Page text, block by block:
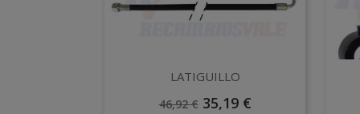
Vista rápida
LATIGUILLO
Precio
46,92 € Precio
35,19 €